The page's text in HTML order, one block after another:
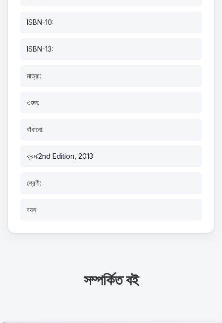
ISBN-10:
ISBN-13:
মাত্রা:
ওজন:
বাঁধানো:
ক্রম:2nd Edition, 2013
শ্রেণী:
বয়স:
সম্পর্কিত বই